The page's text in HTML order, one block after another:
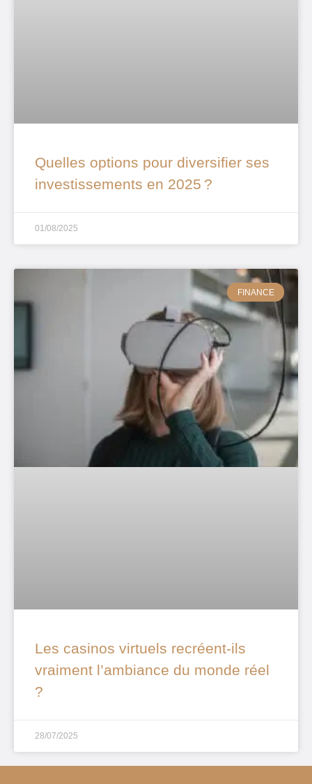
Quelles options pour diversifier ses
investissements en 2025 ?
01/08/2025
FINANCE
Les casinos virtuels recréent-ils
vraiment l’ambiance du monde réel
?
28/07/2025